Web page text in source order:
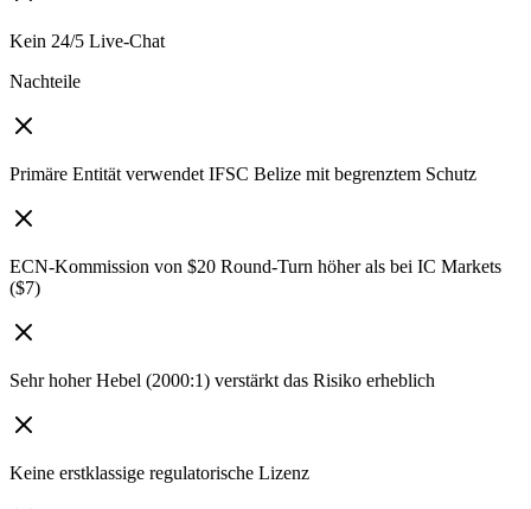
Kein 24/5 Live-Chat
Nachteile
Primäre Entität verwendet IFSC Belize mit begrenztem Schutz
ECN-Kommission von $20 Round-Turn höher als bei IC Markets
($7)
Sehr hoher Hebel (2000:1) verstärkt das Risiko erheblich
Keine erstklassige regulatorische Lizenz